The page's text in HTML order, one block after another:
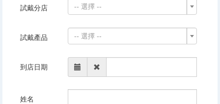
試戴分店 -- 選擇 --
試戴產品 -- 選擇 --
到店日期
姓名